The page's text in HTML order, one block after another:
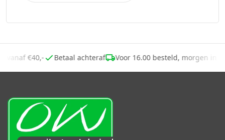
vanaf €40,- Betaal achteraf Voor 16.00 besteld, morgen in